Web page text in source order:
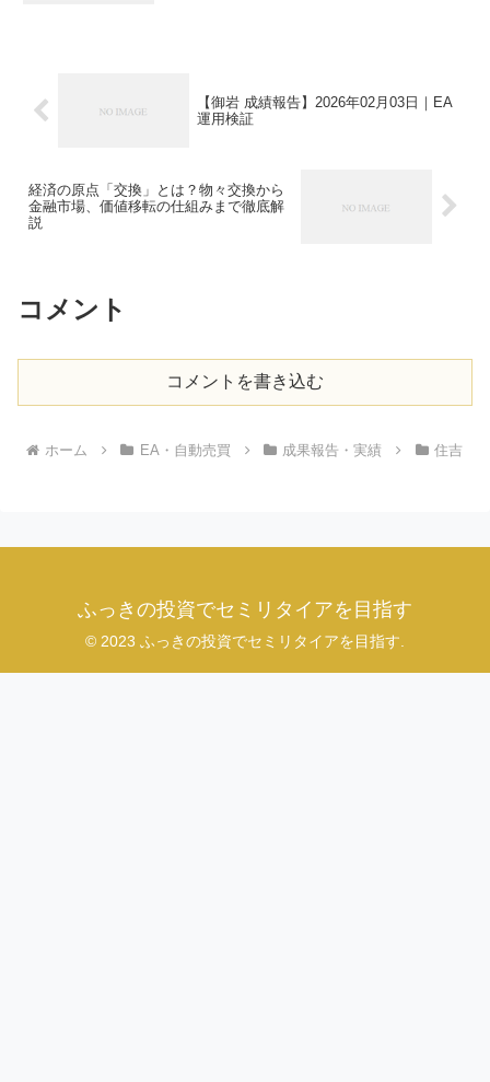
【御岩 成績報告】2026年02月03日｜EA
運用検証
経済の原点「交換」とは？物々交換から
金融市場、価値移転の仕組みまで徹底解
説
コメント
コメントを書き込む
ホーム EA・自動売買 成果報告・実績 住吉
ふっきの投資でセミリタイアを目指す
© 2023 ふっきの投資でセミリタイアを目指す.